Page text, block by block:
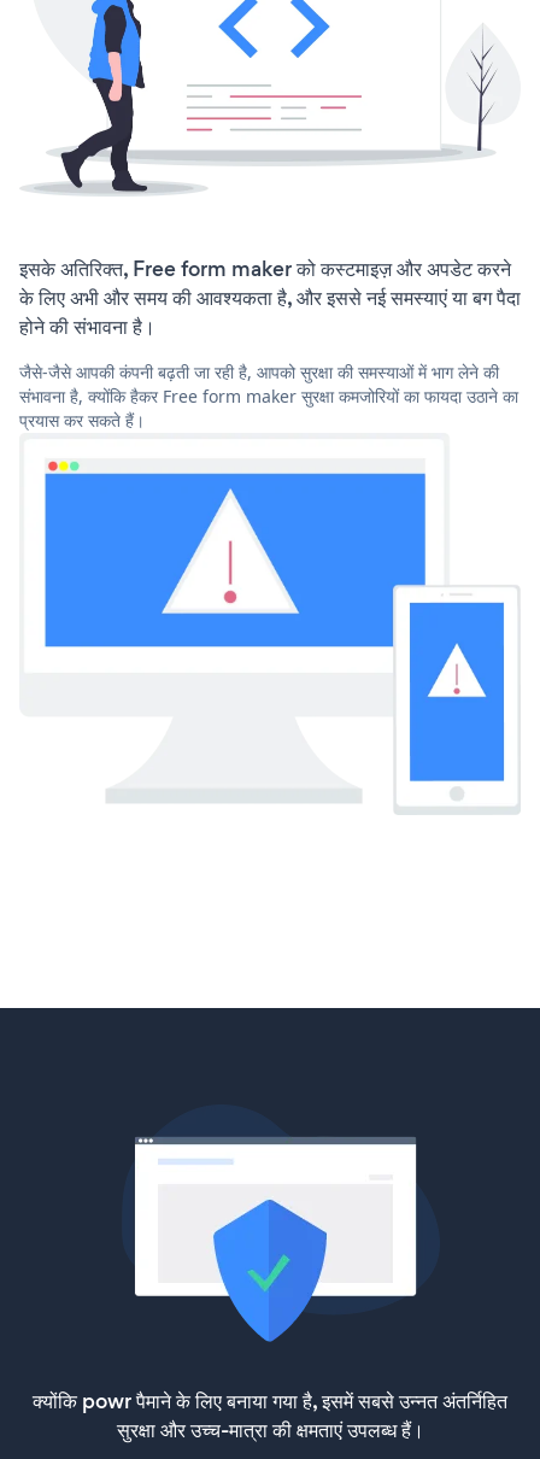
इसके अतिरिक्त, Free form maker को कस्टमाइज़ और अपडेट करने
के लिए अभी और समय की आवश्यकता है, और इससे नई समस्याएं या बग पैदा
होने की संभावना है।
जैसे-जैसे आपकी कंपनी बढ़ती जा रही है, आपको सुरक्षा की समस्याओं में भाग लेने की
संभावना है, क्योंकि हैकर Free form maker सुरक्षा कमजोरियों का फायदा उठाने का
प्रयास कर सकते हैं।
क्योंकि powr पैमाने के लिए बनाया गया है, इसमें सबसे उन्नत अंतर्निहित
सुरक्षा और उच्च-मात्रा की क्षमताएं उपलब्ध हैं।